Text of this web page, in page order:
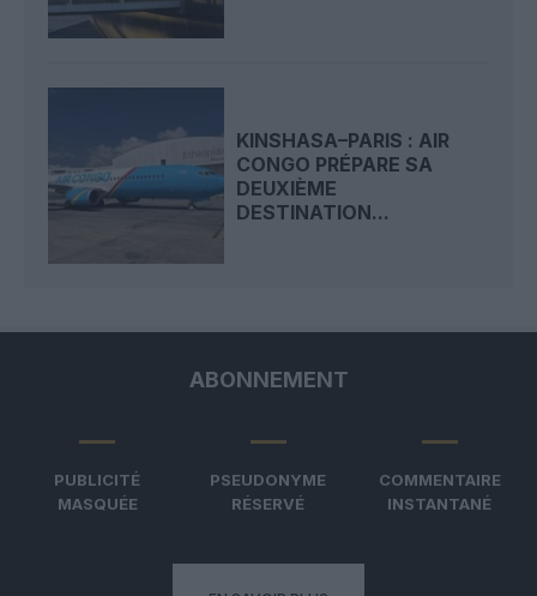
KINSHASA–PARIS : AIR
CONGO PRÉPARE SA
DEUXIÈME
DESTINATION...
ABONNEMENT
PUBLICITÉ
MASQUÉE
PSEUDONYME
RÉSERVÉ
COMMENTAIRE
INSTANTANÉ